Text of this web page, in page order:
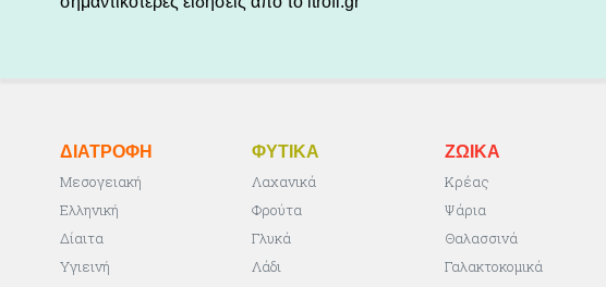
ΔΙΑΤΡΟΦΗ
Μεσογειακή
Ελληνική
Δίαιτα
Υγιεινή
ΦΥΤΙΚA
Λαχανικά
Φρούτα
Γλυκά
Λάδι
ΖΩΙΚA
Κρέας
Ψάρια
Θαλασσινά
Γαλακτοκομικά